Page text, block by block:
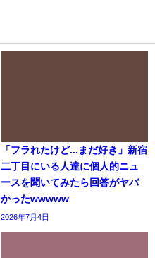
「フラれたけど...まだ好き」新宿
二丁目にいる人達に個人的ニュ
ースを聞いてみたら回答がヤバ
かったwwwww
2026年7月4日